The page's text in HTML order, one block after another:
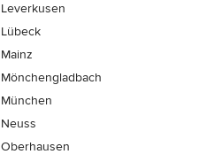
Leverkusen
Lübeck
Mainz
Mönchen­gladbach
München
Neuss
Oberhausen